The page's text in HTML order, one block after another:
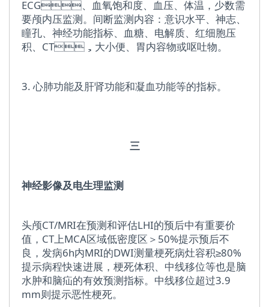
ECG、血氧饱和度、血压、体温，少数需
要颅内压监测。间断监测内容：意识水平、神志、
瞳孔、神经功能指标、血糖、电解质、红细胞压
积、CT，大小便、胃内容物或呕吐物。
3. 心肺功能及肝肾功能和凝血功能等的指标。
三
神经影像及电生理监测
头颅CT/MRI在预测和评估LHI的预后中有重要价
值，CT上MCA区域低密度区＞50%提示预后不
良，发病6h内MRI的DWI测量梗死病灶容积≥80%
提示病程快速进展，梗死体积、中线移位等也是脑
水肿和脑疝的有效预测指标。中线移位超过3.9
mm则提示恶性梗死。